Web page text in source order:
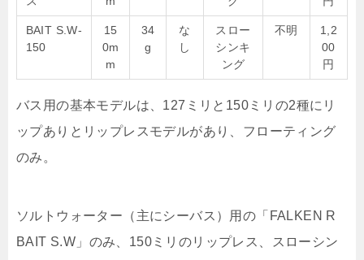
BAIT S.W-
150
15
0m
m
34
g
な
し
スロー
シンキ
ング
不明
1,2
00
円
バス用の基本モデルは、127ミリと150ミリの2種にリ
ップありとリップレスモデルがあり、フローティング
のみ。
ソルトウォーター（主にシーバス）用の「FALKEN R
BAIT S.W」のみ、150ミリのリップレス、スローシン